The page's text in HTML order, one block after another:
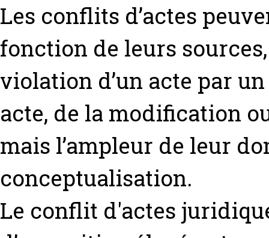
Les conflits d’actes
fonction de leurs
violation d’un acte par
acte, de la modification
mais l’ampleur de leur
conceptualisation.
Le conflit d'actes